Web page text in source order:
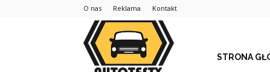
O nas Reklama Kontakt
STRONA